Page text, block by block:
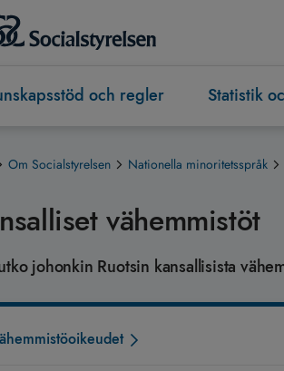
och regler Statistik
Om Socialstyrelsen Nationella minoritetsspråk
vähemmistöt
johonkin Ruotsin kansallisista